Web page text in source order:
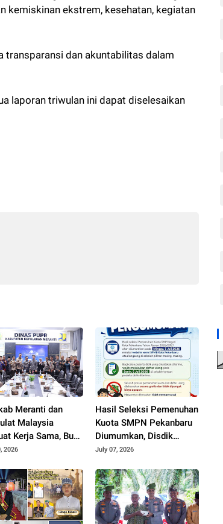
kemiskinan ekstrem, kesehatan, kegiatan
transparansi dan akuntabilitas dalam
laporan triwulan ini dapat diselesaikan
Meranti dan
Malaysia
Kerja Sama, Buka
Kerja, Beasiswa,
2026
Hasil Seleksi Pemenuhan
Kuota SMPN Pekanbaru
Diumumkan, Disdik
Imbau Orang Tua
Ulang
July 07, 2026